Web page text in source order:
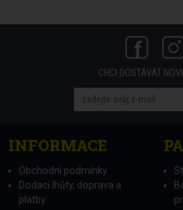
CHCI DOSTÁVAT
INFORMACE
Obchodní podmínky
Dodací lhůty, doprava a
platby